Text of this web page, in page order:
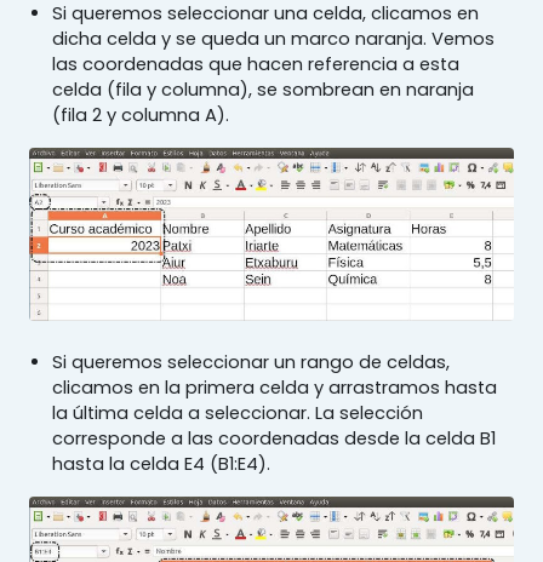
Si queremos seleccionar una celda, clicamos en
dicha celda y se queda un marco naranja. Vemos
las coordenadas que hacen referencia a esta
celda (fila y columna), se sombrean en naranja
(fila 2 y columna A).
Si queremos seleccionar un rango de celdas,
clicamos en la primera celda y arrastramos hasta
la última celda a seleccionar. La selección
corresponde a las coordenadas desde la celda B1
hasta la celda E4 (B1:E4).